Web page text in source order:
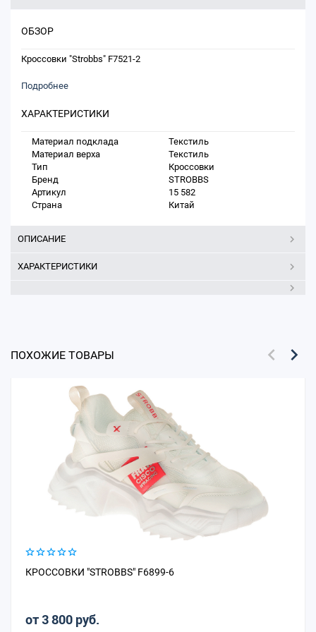
ОБЗОР
Кроссовки "Strobbs" F7521-2
Подробнее
ХАРАКТЕРИСТИКИ
Материал подклада
Текстиль
Материал верха
Текстиль
Тип
Кроссовки
Бренд
STROBBS
Артикул
15 582
Страна
Китай
ОПИСАНИЕ
ХАРАКТЕРИСТИКИ
ПОХОЖИЕ ТОВАРЫ
КРОССОВКИ "STROBBS" F6899-6
от 3 800 руб.